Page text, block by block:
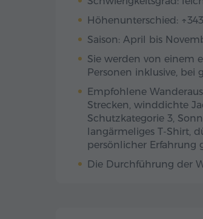
Höhenunterschied:
Saison: April bis
Sie werden von einem
Personen inklusive, bei
Empfohlene
Strecken, winddichte
Schutzkategorie 3,
langärmeliges T-Shirt,
persönlicher Erfahrung
Die Durchführung der